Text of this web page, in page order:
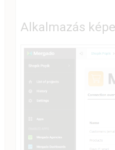
Alkalmazás